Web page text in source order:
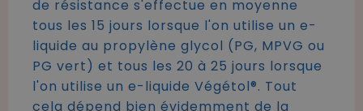
de résistance s'effectue en moyenne
tous les 15 jours lorsque l'on utilise un e-
liquide au propylène glycol (PG, MPVG ou
PG vert) et tous les 20 à 25 jours lorsque
l'on utilise un e-liquide Végétol®. Tout
cela dépend bien évidemment de la